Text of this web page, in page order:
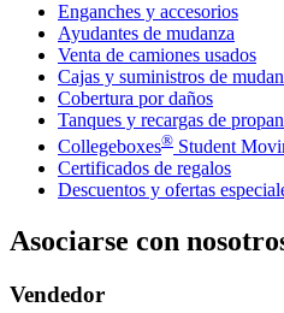
Enganches y accesorios
Ayudantes de mudanza
Venta de camiones usados
Cajas y suministros de
Cobertura por daños
Tanques y recargas de
Collegeboxes® Student
Certificados de regalos
Descuentos y ofertas
Asociarse con
Vendedor